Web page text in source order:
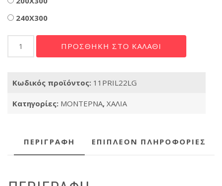
240X300
Prime
ποσότητα
ΠΡΟΣΘΉΚΗ ΣΤΟ ΚΑΛΆΘΙ
Κωδικός προϊόντος: 11PRIL22LG
Κατηγορίες: ΜΟΝΤΕΡΝΑ, ΧΑΛΙΑ
ΠΕΡΙΓΡΑΦΉ ΕΠΙΠΛΈΟΝ ΠΛΗΡΟΦΟΡΊΕΣ